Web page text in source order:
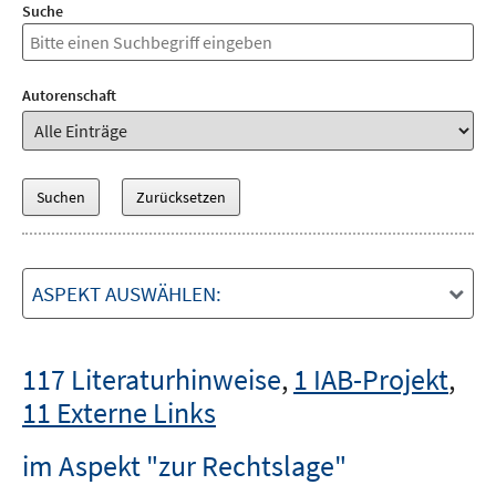
Suche
Autorenschaft
ASPEKT AUSWÄHLEN:
117 Literaturhinweise, 1 IAB-Projekt,
11 Externe Links
im Aspekt "zur Rechtslage"